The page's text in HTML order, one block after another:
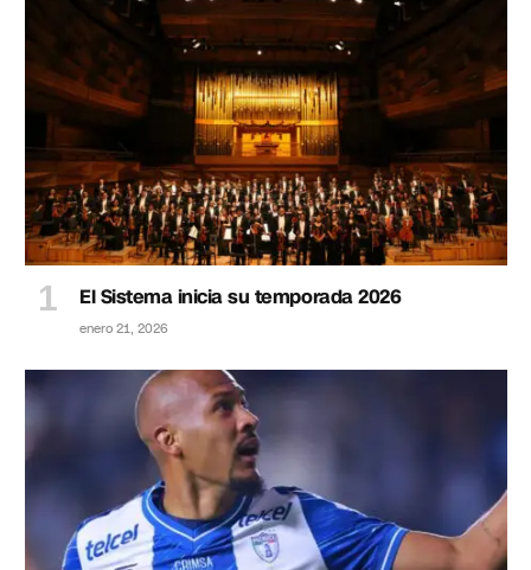
El Sistema inicia su temporada 2026
enero 21, 2026